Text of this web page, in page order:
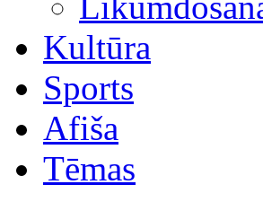
Kultūra
Sports
Afiša
Tēmas